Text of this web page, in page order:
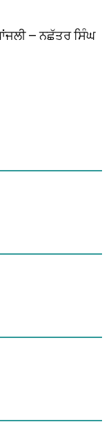
— ਨਛੱਤਰ ਸਿੰਘ